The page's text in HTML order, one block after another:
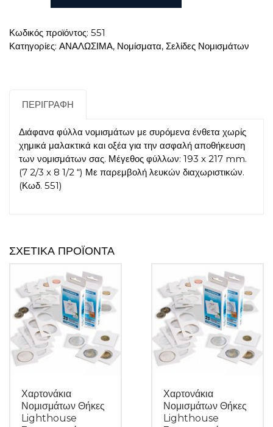
ΘΕΣΕΩΝ
ΕΩΣ
ποσότητα
Κωδικός προϊόντος: 551
Κατηγορίες: ΑΝΑΛΩΣΙΜΑ, Νομίσματα, Σελίδες Νομισμάτων
ΠΕΡΙΓΡΑΦΉ
Διάφανα φύλλα νομισμάτων με συρόμενα ένθετα χωρίς
χημικά μαλακτικά και οξέα για την ασφαλή αποθήκευση
των νομισμάτων σας. Μέγεθος φύλλων: 193 x 217 mm.
(7 2/3 x 8 1/2 “) Με παρεμβολή λευκών διαχωριστικών.
(Κωδ. 551)
ΣΧΕΤΙΚΆ ΠΡΟΪΌΝΤΑ
Χαρτονάκια
Νομισμάτων Θήκες
Lighthouse
Χαρτονάκια
Νομισμάτων Θήκες
Lighthouse